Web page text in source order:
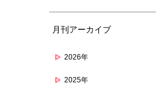
月刊アーカイブ
2026年
2025年